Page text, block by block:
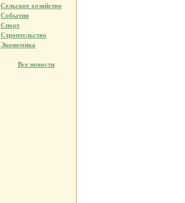
Сельское хозяйство
События
Спорт
Строительство
Экономика
Все новости